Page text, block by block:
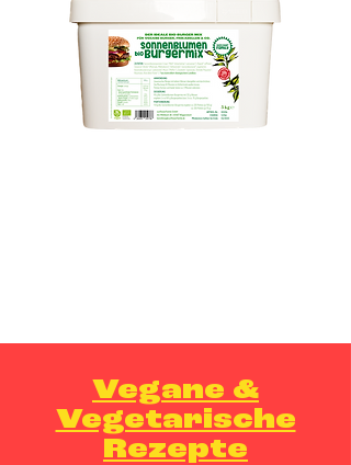
Vegane &
Vegetarische
Rezepte